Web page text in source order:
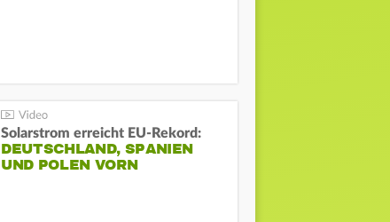
Solarstrom erreicht EU-Rekord:
DEUTSCHLAND, SPANIEN
UND POLEN VORN